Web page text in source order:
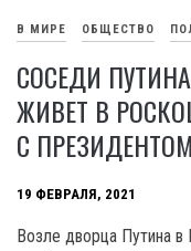
В МИРЕ ОБЩЕСТВО
СОСЕДИ
ЖИВЕТ В
С
19 ФЕВРАЛЯ, 2021
Возле дворца Путина